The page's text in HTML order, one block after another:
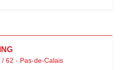
/ 62 - Pas-de-Calais